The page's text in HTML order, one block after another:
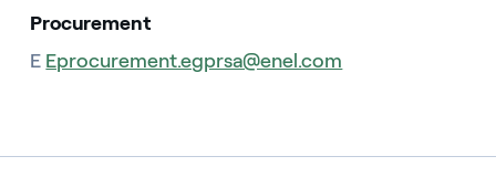
Procurement
E Eprocurement.egprsa@enel.com